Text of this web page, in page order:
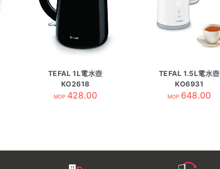
TEFAL 1L電水壺
KO2618
MOP 428.00
TEFAL 1.5L電水壺
KO6931
MOP 648.00